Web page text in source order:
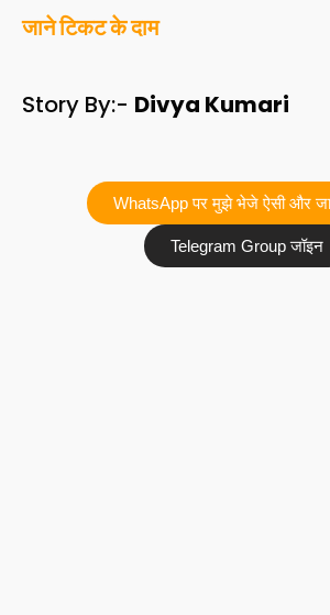
जाने टिकट के दाम
Story By:- Divya Kumari
WhatsApp पर मुझे भेजे ऐसी और
Telegram Group जॉइन